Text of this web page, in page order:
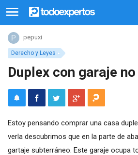
Derecho y Leyes
pepuxi
Duplex con garaje
Estoy pensando comprar una casa
verla descubrimos que en la parte de
gartaje subterráneo. Este garaje ocupa